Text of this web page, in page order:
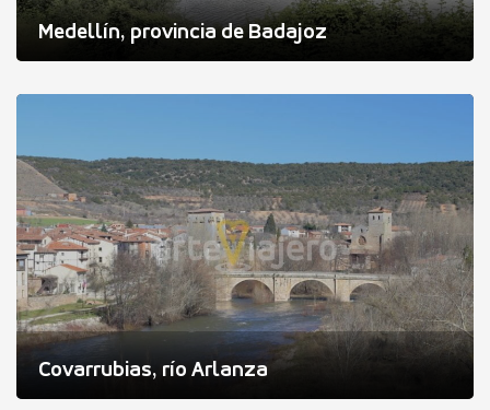
Medellín, provincia de Badajoz
Covarrubias, río Arlanza